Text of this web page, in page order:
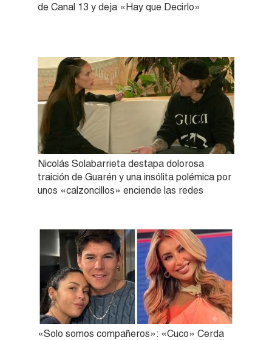
de Canal 13 y deja «Hay que Decirlo»
Nicolás Solabarrieta destapa dolorosa
traición de Guarén y una insólita polémica por
unos «calzoncillos» enciende las redes
«Solo somos compañeros»: «Cuco» Cerda